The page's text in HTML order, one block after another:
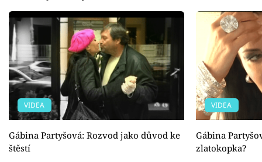
VIDEA
Gábina Partyšová: Rozvod jako důvod ke
štěstí
VIDEA
Gábina
zlatokopka?